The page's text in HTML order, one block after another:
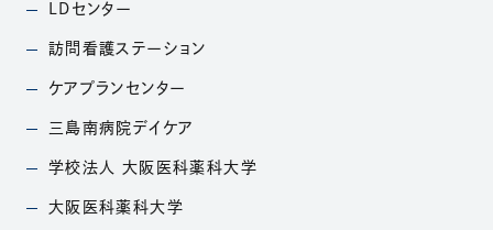
LDセンター
（別ウィンドウで開きます）
訪問看護ステーション
（別ウィンドウで開きます）
ケアプランセンター
（別ウィンドウで開きます）
三島南病院デイケア
（別ウィンドウで開きます）
学校法人 大阪医科薬科大学
（別ウィンドウで開きます）
大阪医科薬科大学
（別ウィンドウで開きます）